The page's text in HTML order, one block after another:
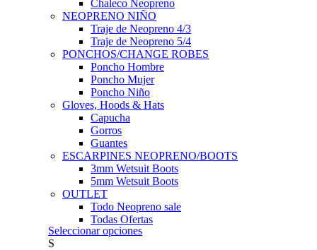
Chaleco Neopreno
NEOPRENO NIÑO
Traje de Neopreno 4/3
Traje de Neopreno 5/4
PONCHOS/CHANGE ROBES
Poncho Hombre
Poncho Mujer
Poncho Niño
Gloves, Hoods & Hats
Capucha
Gorros
Guantes
ESCARPINES NEOPRENO/BOOTS
3mm Wetsuit Boots
5mm Wetsuit Boots
OUTLET
Todo Neopreno sale
Todas Ofertas
Seleccionar opcionesEste
S